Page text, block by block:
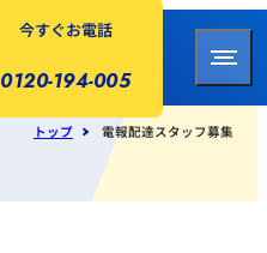
今すぐお電話
0120-194-005
トップ 電報配達スタッフ募集